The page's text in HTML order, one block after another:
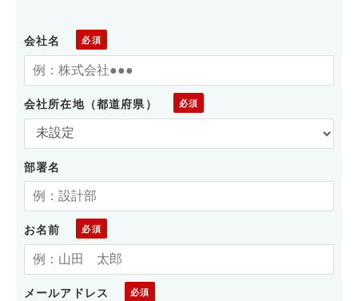
会社名
会社所在地（都道府県）
部署名
お名前
メールアドレス